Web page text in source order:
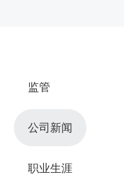
监管
公司新闻
职业生涯